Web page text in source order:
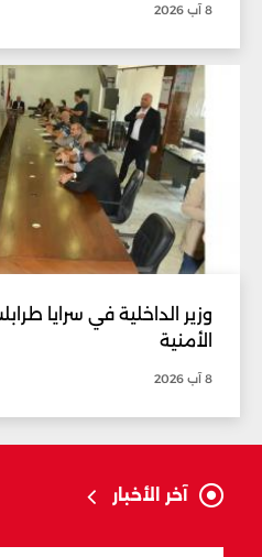
8 آب 2026
وزير الداخلية في سرايا
الأمنية
8 آب 2026
آخر الأخبار